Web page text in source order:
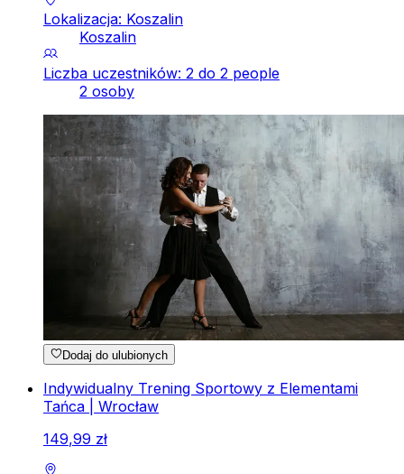
Lokalizacja: Koszalin
Koszalin
Liczba uczestników: 2 do 2 people
2 osoby
Dodaj do ulubionych
Indywidualny Trening Sportowy z Elementami
Tańca | Wrocław
149,99 zł